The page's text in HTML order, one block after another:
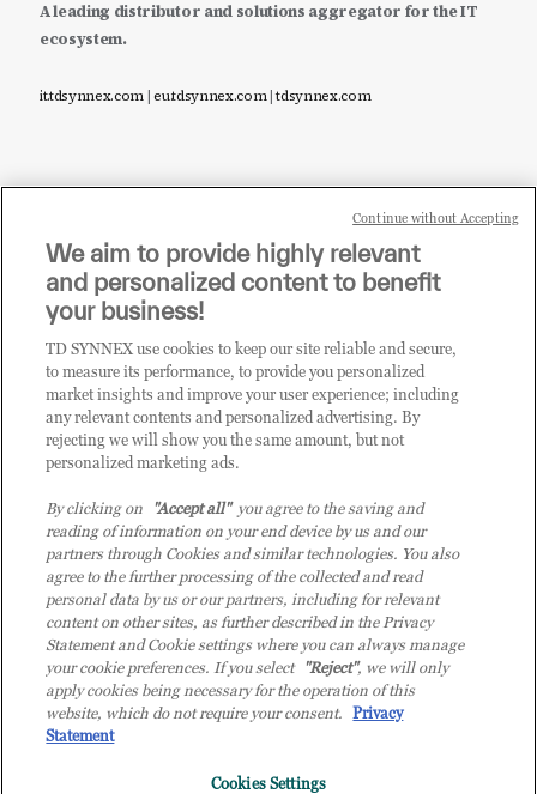
A leading distributor and solutions aggregator for the IT
ecosystem.
it.tdsynnex.com|eu.tdsynnex.com|tdsynnex.com
Sei un rivenditore di tecnologia e desideri acquistare
i prodotti o le soluzioni trattate sul blog?
CLICCA QUI E DIVENTA
CLIENTE TD SYNNEX
© 2026 TD SYNNEX Italy S.r.l. - Sede legale: via Luigi Russolo 9, 20138 Milano
(MI) - Numero di iscrizione al Registro delle Imprese di Milano e Codice Fiscale:
07092780159 - P.IVA: 07092780159 - Eur 12.569.000,00 i.v - TD SYNNEX e TD
in altri Paesi. Società a socio unico soggetta all’attività di direzione e coordinamento
We aim to provide highly relevant
and personalized content to benefit
your business!
TD SYNNEX use cookies to keep our site reliable and secure,
to measure its performance, to provide you personalized
market insights and improve your user experience; including
any relevant contents and personalized advertising. By
rejecting we will show you the same amount, but not
personalized marketing ads.
By clicking on "Accept all"you agree to the saving and
reading of information on your end device by us and our
partners through Cookies and similar technologies. You also
agree to the further processing of the collected and read
personal data by us or our partners, including for relevant
content on other sites, as further described in the Privacy
Statement and Cookie settings where you can always manage
your cookie preferences. If you select "Reject", we will only
apply cookies being necessary for the operation of this
website, which do not require your consent. Privacy
Statement
Cookies Settings
Continue without Accepting